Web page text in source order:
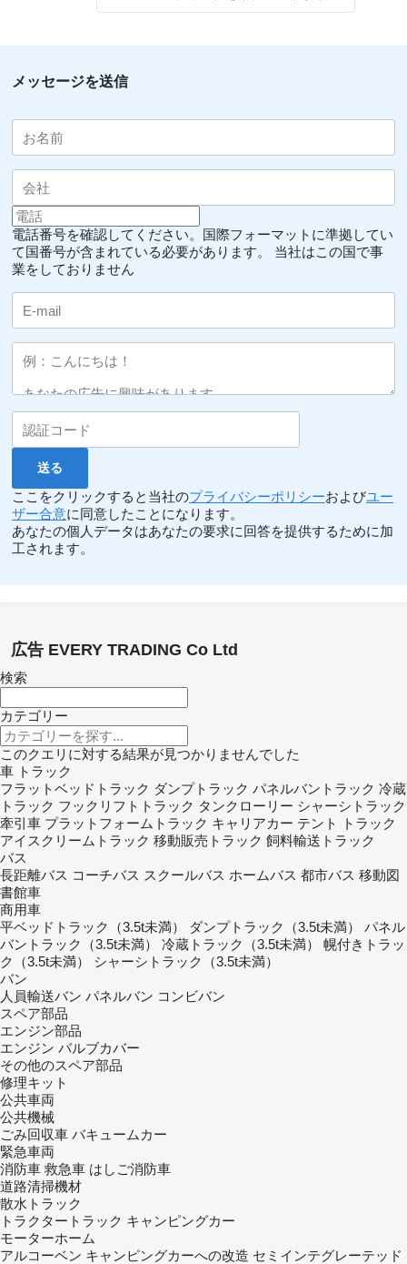
メッセージを送信
電話番号を確認してください。国際フォーマットに準拠してい
て国番号が含まれている必要があります。
当社はこの国で事
業をしておりません
ここをクリックすると当社のプライバシーポリシーおよびユー
ザー合意に同意したことになります。
あなたの個人データはあなたの要求に回答を提供するために加
工されます。
広告 EVERY TRADING Co Ltd
検索
カテゴリー
このクエリに対する結果が見つかりませんでした
車 トラック
フラットベッドトラック ダンプトラック パネルバントラック 冷蔵
トラック フックリフトトラック タンクローリー シャーシトラック
牽引車 プラットフォームトラック キャリアカー テント トラック
アイスクリームトラック 移動販売トラック 飼料輸送トラック
バス
長距離バス コーチバス スクールバス ホームバス 都市バス 移動図
書館車
商用車
平ベッドトラック（3.5t未満）
ダンプトラック（3.5t未満）
パネル
バントラック（3.5t未満）
冷蔵トラック（3.5t未満）
幌付きトラッ
ク（3.5t未満）
シャーシトラック（3.5t未満）
バン
人員輸送バン パネルバン コンビバン
スペア部品
エンジン部品
エンジン バルブカバー
その他のスペア部品
修理キット
公共車両
公共機械
ごみ回収車 バキュームカー
緊急車両
消防車 救急車 はしご消防車
道路清掃機材
散水トラック
トラクタートラック キャンピングカー
モーターホーム
アルコーベン キャンピングカーへの改造 セミインテグレーテッド